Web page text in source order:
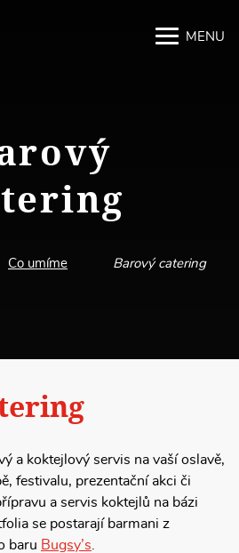
MENU
Co umíme Barový catering
a koktejlový servis na vaší oslavě,
festivalu, prezentační akci či
a servis koktejlů na bázi
se postarají barmani z
baru Bugsy’s